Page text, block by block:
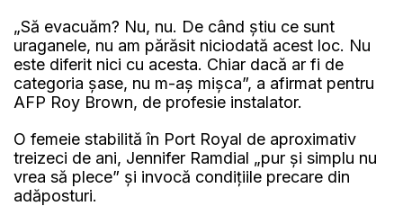
„Să evacuăm? Nu, nu. De când știu ce sunt
uraganele, nu am părăsit niciodată acest loc. Nu
este diferit nici cu acesta. Chiar dacă ar fi de
categoria șase, nu m-aș mișca”, a afirmat pentru
AFP Roy Brown, de profesie instalator.
O femeie stabilită în Port Royal de aproximativ
treizeci de ani, Jennifer Ramdial „pur și simplu nu
vrea să plece” și invocă condițiile precare din
adăposturi.